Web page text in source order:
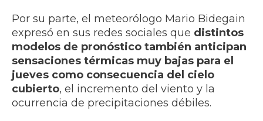
Por su parte, el meteorólogo Mario Bidegain
expresó en sus redes sociales que distintos
modelos de pronóstico también anticipan
sensaciones térmicas muy bajas para el
jueves como consecuencia del cielo
cubierto, el incremento del viento y la
ocurrencia de precipitaciones débiles.